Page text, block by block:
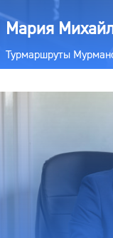
Мария
Турмаршруты